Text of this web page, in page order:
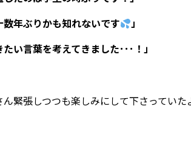
数年ぶりかも知れないです
」
たい言葉を考えてきました･･･！」
ん緊張しつつも楽しみにして下さっていた